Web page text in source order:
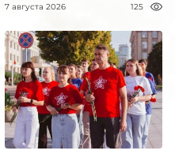
7 августа 2026 125